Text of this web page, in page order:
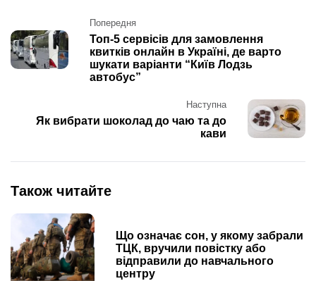
navigation
Попередня
Топ-5 сервісів для замовлення
квитків онлайн в Україні, де варто
шукати варіанти “Київ Лодзь
автобус”
Наступна
Як вибрати шоколад до чаю та до
кави
Також читайте
Що означає сон, у якому забрали
ТЦК, вручили повістку або
відправили до навчального
центру